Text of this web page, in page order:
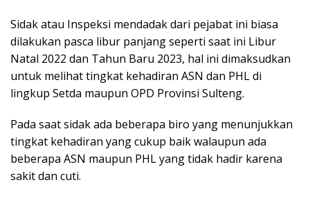
Sidak atau Inspeksi mendadak dari pejabat ini biasa
dilakukan pasca libur panjang seperti saat ini Libur
Natal 2022 dan Tahun Baru 2023, hal ini dimaksudkan
untuk melihat tingkat kehadiran ASN dan PHL di
lingkup Setda maupun OPD Provinsi Sulteng.
Pada saat sidak ada beberapa biro yang menunjukkan
tingkat kehadiran yang cukup baik walaupun ada
beberapa ASN maupun PHL yang tidak hadir karena
sakit dan cuti.